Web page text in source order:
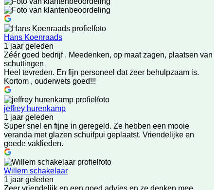
Hans Koenraads
1 jaar geleden
Zéér goed bedrijf . Meedenken, op maat zagen, plaatsen van
schuttingen
Heel tevreden. En fijn personeel dat zeer behulpzaam is.
Kortom , ouderwets goed!!!
jeffrey hurenkamp
1 jaar geleden
Super snel en fijne in geregeld. Ze hebben een mooie
veranda met glazen schuifpui geplaatst. Vriendelijke en
goede vaklieden.
Willem schakelaar
1 jaar geleden
Zeer vriendelijk en een goed advies en ze denken mee